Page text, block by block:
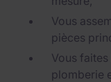
Vous
pièces
Vous
plomberie